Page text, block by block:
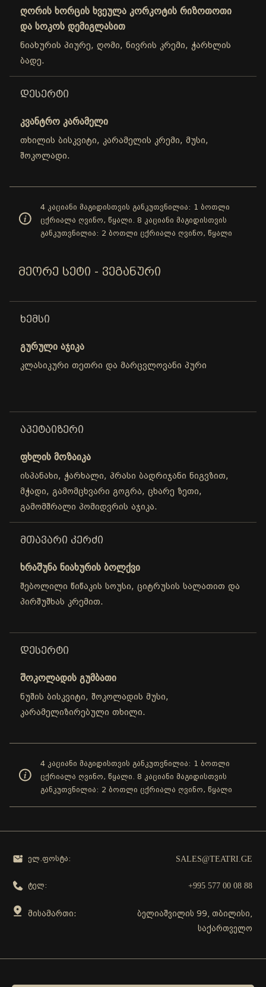
ღორის ხორცის ხვეულა კორკოტის რიზოთოთი
და სოკოს დემიგლასით
ნიახურის პიურე, ღომი, ნივრის კრემი, ჭარხლის
ბადე.
ᲓᲔᲡᲔᲠᲢᲘ
კვანტრო კარამელი
თხილის ბისკვიტი, კარამელის კრემი, მუსი,
შოკოლადი.
4 კაციანი მაგიდისთვის განკუთვნილია: 1 ბოთლი
ცქრიალა ღვინო, წყალი. 8 კაციანი მაგიდისთვის
განკუთვნილია: 2 ბოთლი ცქრიალა ღვინო, წყალი
ᲛᲔᲝᲠᲔ ᲡᲔᲢᲘ - ᲕᲔᲒᲐᲜᲣᲠᲘ
ᲮᲔᲛᲡᲘ
გურული აჯიკა
კლასიკური თეთრი და მარცვლოვანი პური
ᲐᲞᲔᲢᲐᲘᲖᲔᲠᲘ
ფხლის მოზაიკა
ისპანახი, ჭარხალი, პრასი ბადრიჯანი ნიგვზით,
მჭადი, გამომცხვარი გოგრა, ცხარე ზეთი,
გამომშრალი პომიდვრის აჯიკა.
ᲛᲗᲐᲕᲐᲠᲘ ᲙᲔᲠᲫᲘ
ხრაშუნა ნიახურის ბოლქვი
შებოლილი წიწაკის სოუსი, ციტრუსის სალათით და
პირშუშხას კრემით.
ᲓᲔᲡᲔᲠᲢᲘ
შოკოლადის გუმბათი
ნუშის ბისკვიტი, შოკოლადის მუსი,
კარამელიზირებული თხილი.
4 კაციანი მაგიდისთვის განკუთვნილია: 1 ბოთლი
ცქრიალა ღვინო, წყალი. 8 კაციანი მაგიდისთვის
განკუთვნილია: 2 ბოთლი ცქრიალა ღვინო, წყალი
ელ.ფოსტა: SALES@TEATRI.GE
ტელ: +995 577 00 08 88
მისამართი:
ბელიაშვილის 99, თბილისი,
საქართველო